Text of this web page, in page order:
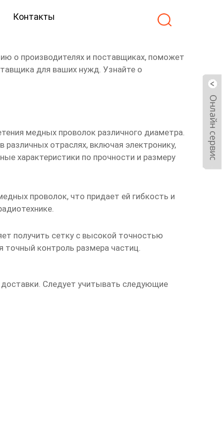
Контакты
о производителях и поставщиках, поможет
для ваших нужд. Узнайте о
медных проволок различного диаметра.
отраслях, включая электронику,
характеристики по прочности и размеру
проволок, что придает ей гибкость и
получить сетку с высокой точностью
точный контроль размера частиц.
Следует учитывать следующие